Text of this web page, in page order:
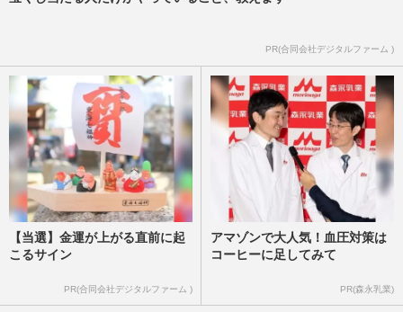
PR(合同会社デジタルファーム )
【当選】金運が上がる直前に起
こるサイン
PR(合同会社デジタルファーム )
アマゾンで大人気！血圧対策は
コーヒーに足してみて
PR(森永乳業)